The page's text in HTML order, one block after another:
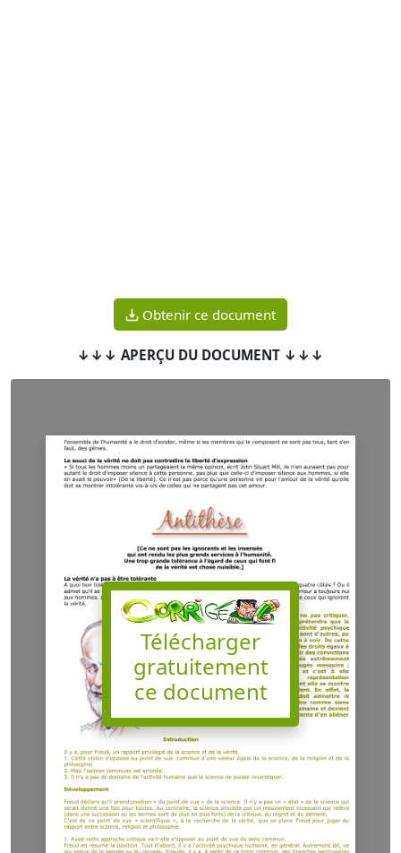
Obtenir ce document
↓↓↓ APERÇU DU DOCUMENT ↓↓↓
Télécharger
gratuitement
ce document